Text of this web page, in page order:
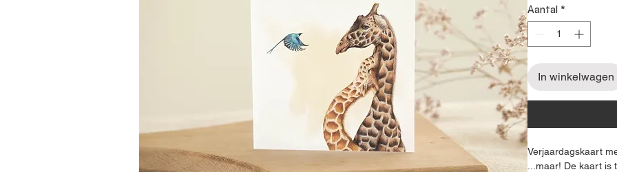
Aantal *
In winkelwagen
Verjaardagskaart
...maar! De kaart